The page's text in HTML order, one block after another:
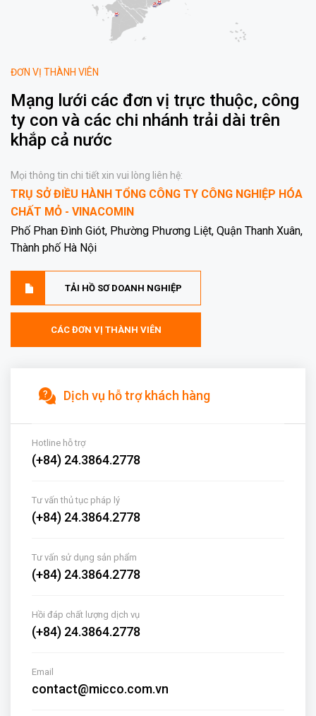
ĐƠN VỊ THÀNH VIÊN
Mạng lưới các đơn vị trực thuộc, công
ty con và các chi nhánh trải dài trên
khắp cả nước
Mọi thông tin chi tiết xin vui lòng liên hệ:
TRỤ SỞ ĐIỀU HÀNH TỔNG CÔNG TY CÔNG NGHIỆP HÓA
CHẤT MỎ - VINACOMIN
Phố Phan Đình Giót, Phường Phương Liệt, Quận Thanh Xuân,
Thành phố Hà Nội
TẢI HỒ SƠ DOANH NGHIỆP
CÁC ĐƠN VỊ THÀNH VIÊN
Dịch vụ hỗ trợ khách hàng
Hotline hỗ trợ
(+84) 24.3864.2778
Tư vấn thủ tục pháp lý
(+84) 24.3864.2778
Tư vấn sử dụng sản phẩm
(+84) 24.3864.2778
Hồi đáp chất lượng dịch vụ
(+84) 24.3864.2778
Email
contact@micco.com.vn